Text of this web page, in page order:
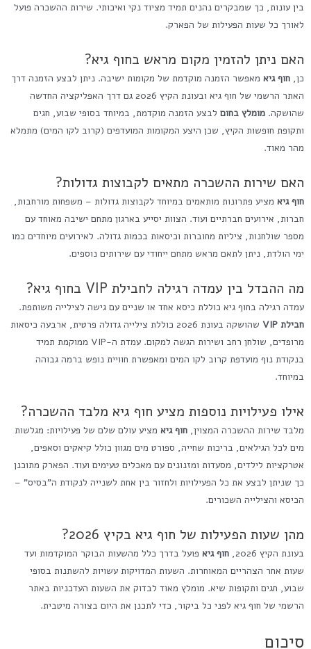
בין עונות, כך שמבקרים נהנים תמיד מציוד נקי ואיכותי. שירות ההשכרה פועל
לאורך כל שעות הפעילות של הפארק.
האם ניתן להזמין מקום מראש בחוף גיא?
כן, חוף גיא מאפשר הזמנה מוקדמת של מקומות ישיבה. ניתן לבצע הזמנה דרך
האתר הרשמי של חוף גיא ובעונת הקיץ 2026 גם דרך האפליקציה החדשה
שהושקה. מומלץ בחום לבצע הזמנה מוקדמת, במיוחד בסופי שבוע, חגים
ותקופת חופשות הקיץ, שכן היצע המקומות המועדפים (קרוב לקו המים) מתמלא
מהר מאוד.
האם שירות ההשכרה מתאים לקבוצות גדולות?
חוף גיא מציע פתרונות מותאמים במיוחד לקבוצות גדולות – משפחות מורחבות,
חברות, אירועים חברתיים ועוד. הצוות יסייע בארגון מתחם ישיבה מאוחד עם
מספר שולחנות, ציליות מחוברות וכיסאות בכמות גדולה. לאירועים מיוחדים כמו
ימי הולדת, ניתן לתאם מראש מתחם ייחודי עם שירותים נוספים.
מה ההבדל בין עמדה רגילה לחבילת VIP בחוף גיא?
עמדה רגילה בחוף גיא כוללת כיסא אחד או שניים עם גישה לצילייה משותפת.
חבילת VIP
שהושקה בעונת 2026 כוללת צילייה גדולה פרטית, ארבעה כיסאות
מרופדים, שולחן רחב ושירות הגשה למקום. עמדת ה-VIP ממוקמת תמיד
בנקודת נוף מועדפת קרוב לקו המים ומאפשרת חוויית נופש ברמה גבוהה
במיוחד.
אילו פעילויות נוספות מציע חוף גיא מלבד ההשכרה?
מלבד שירות ההשכרה המצוין, חוף גיא מציע עולם שלם של פעילויות: מגלשות
מים לכל הגילאים, בריכות שחייה, ספורט מים מגוון כולל קיאקים וסאפים,
אטרקציות לילדים, מסעדות ומזנונים עם מאכלים טעימים ועוד. הפארק מתוכנן
כך שניתן לבצע את כל הפעילויות ולחזור בין אחת לשנייה לנקודת ה"בסיס" –
הכיסא והצילייה השכורים.
מהן שעות הפעילות של חוף גיא בקיץ 2026?
בעונת הקיץ 2026, חוף גיא פועל בדרך כלל מהשעות הבוקר המוקדמות ועד
שעות אחר הצהריים המאוחרות. השעות המדויקות עשויות להשתנות בסופי
שבוע, חגים ותקופות שיא. מומלץ מאוד לבדוק את השעות העדכניות באתר
הרשמי של חוף גיא לפני כל ביקור, כדי לתכנן את היום בצורה מיטבית.
סיכום